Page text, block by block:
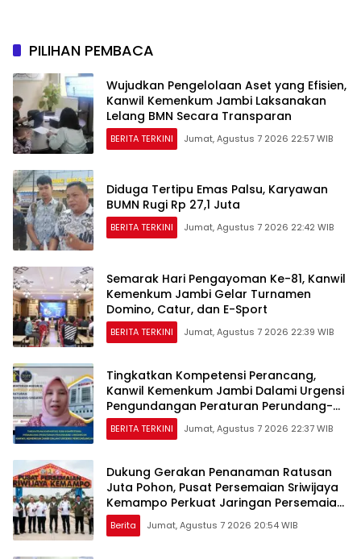
PILIHAN PEMBACA
Wujudkan Pengelolaan Aset yang Efisien,
Kanwil Kemenkum Jambi Laksanakan
Lelang BMN Secara Transparan
BERITA TERKINI Jumat, Agustus 7 2026 22:57 WIB
Diduga Tertipu Emas Palsu, Karyawan
BUMN Rugi Rp 27,1 Juta
BERITA TERKINI Jumat, Agustus 7 2026 22:42 WIB
Semarak Hari Pengayoman Ke-81, Kanwil
Kemenkum Jambi Gelar Turnamen
Domino, Catur, dan E-Sport
BERITA TERKINI Jumat, Agustus 7 2026 22:39 WIB
Tingkatkan Kompetensi Perancang,
Kanwil Kemenkum Jambi Dalami Urgensi
Pengundangan Peraturan Perundang-
undangan
BERITA TERKINI Jumat, Agustus 7 2026 22:37 WIB
Dukung Gerakan Penanaman Ratusan
Juta Pohon, Pusat Persemaian Sriwijaya
Kemampo Perkuat Jaringan Persemaian
Nasional*
Berita Jumat, Agustus 7 2026 20:54 WIB